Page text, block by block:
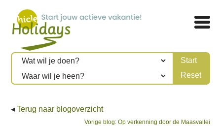
◂ Terug naar blogoverzicht
Vorige blog: Previous
Op verkenning door de Maasvallei